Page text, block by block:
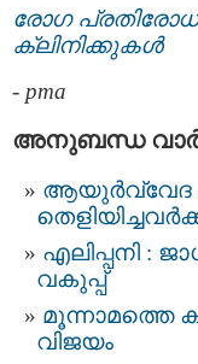
രോഗ
ക്ലിനിക്കുകൾ
- pma
അനുബന്ധ
ആയുർവ്വേദ
എലിപ്പനി :
വകുപ്പ്‌
മൂന്നാമത്തെ
വിജയം